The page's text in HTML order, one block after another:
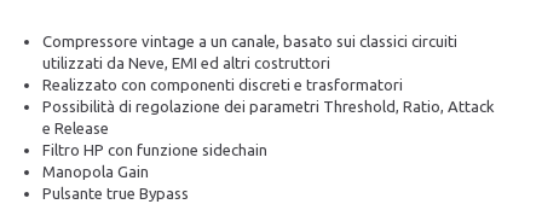
Compressore vintage a un canale, basato sui classici circuiti
utilizzati da Neve, EMI ed altri costruttori
Realizzato con componenti discreti e trasformatori
Possibilità di regolazione dei parametri Threshold, Ratio, Attack
e Release
Filtro HP con funzione sidechain
Manopola Gain
Pulsante true Bypass